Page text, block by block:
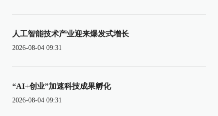
人工智能技术产业迎来爆发式增长
2026-08-04 09:31
“AI+创业”加速科技成果孵化
2026-08-04 09:31